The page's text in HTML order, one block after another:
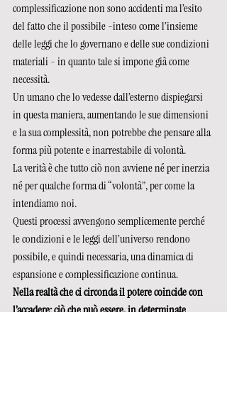
complessificazione non sono accidenti ma l’esito
del fatto che il possibile -inteso come l’insieme
delle leggi che lo governano e delle sue condizioni
materiali - in quanto tale si impone già come
necessità.
Un umano che lo vedesse dall’esterno dispiegarsi
in questa maniera, aumentando le sue dimensioni
e la sua complessità, non potrebbe che pensare alla
forma più potente e inarrestabile di volontà.
La verità è che tutto ciò non avviene né per inerzia
né per qualche forma di “volontà”, per come la
intendiamo noi.
Questi processi avvengono semplicemente perché
le condizioni e le leggi dell’universo rendono
possibile, e quindi necessaria, una dinamica di
espansione e complessificazione continua.
Nella realtà che ci circonda il potere coincide con
l’accadere: ciò che può essere, in determinate